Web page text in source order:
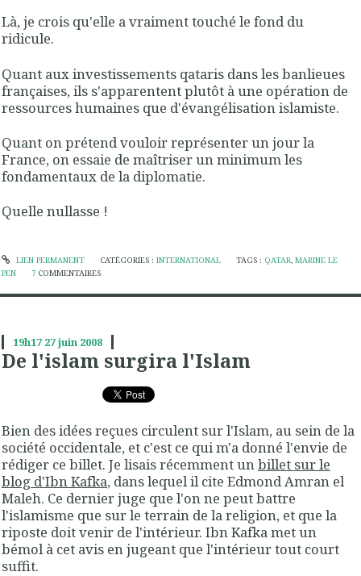
Là, je crois qu'elle a vraiment touché le fond du
ridicule.
Quant aux investissements qataris dans les banlieues
françaises, ils s'apparentent plutôt à une opération de
ressources humaines que d'évangélisation islamiste.
Quant on prétend vouloir représenter un jour la
France, on essaie de maîtriser un minimum les
fondamentaux de la diplomatie.
Quelle nullasse !
LIEN PERMANENT CATÉGORIES : INTERNATIONAL TAGS : QATAR,MARINE LE
PEN
7 COMMENTAIRES
19h17 27juin 2008
De l'islam surgira l'Islam
Bien des idées reçues circulent sur l'Islam, au sein de la
société occidentale, et c'est ce qui m'a donné l'envie de
rédiger ce billet. Je lisais récemment unbillet sur le
blog d'Ibn Kafka, dans lequel il cite Edmond Amran el
Maleh. Ce dernier juge que l'on ne peut battre
l'islamisme que sur le terrain de la religion, et que la
riposte doit venir de l'intérieur. Ibn Kafka met un
bémol à cet avis en jugeant que l'intérieur tout court
suffit.